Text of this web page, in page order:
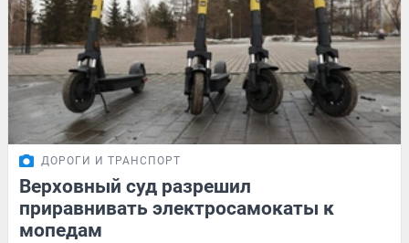
ДОРОГИ И ТРАНСПОРТ
Верховный суд разрешил
приравнивать электросамокаты к
мопедам